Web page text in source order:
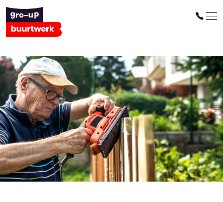
DemenTalent
Voor wie kampt met dementie,
ligt eenzaamheid en isolatie altijd
op de loer. Met DemenTalent wil
gro-up dat voorkomen.